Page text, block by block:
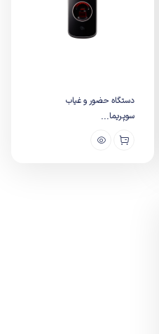
دستگاه حضور و غیاب
سوپریما...